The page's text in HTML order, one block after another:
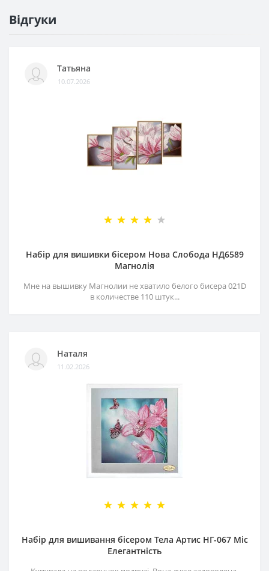
Відгуки
Татьяна
10.07.2026
Набір для вишивки бісером Нова Слобода НД6589
Магнолія
Мне на вышивку Магнолии не хватило белого бисера 021D
в количестве 110 штук...
Наталя
11.02.2026
Набір для вишивання бісером Тела Артис НГ-067 Міс
Елегантність